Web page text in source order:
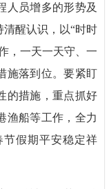
人员增多的形势及
醒认识，以“时时
，一天一天守、一
施落到位。要紧盯
的措施，重点抓好
渔船等工作，全力
假期平安稳定祥